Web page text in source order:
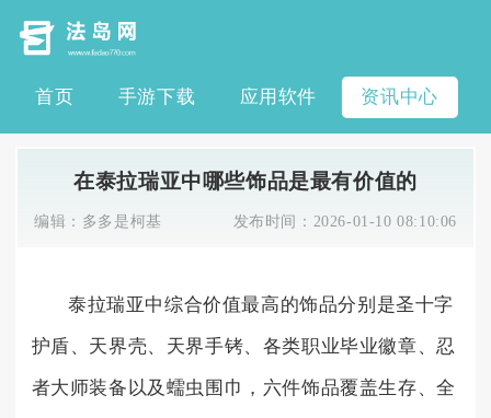
首页 手游下载 应用软件 资讯中心
在泰拉瑞亚中哪些饰品是最有价值的
编辑： 多多是柯基 发布时间： 2026-01-10 08:10:06
泰拉瑞亚中综合价值最高的饰品分别是圣十字
护盾、天界壳、天界手铐、各类职业毕业徽章、忍
者大师装备以及蠕虫围巾，六件饰品覆盖生存、全